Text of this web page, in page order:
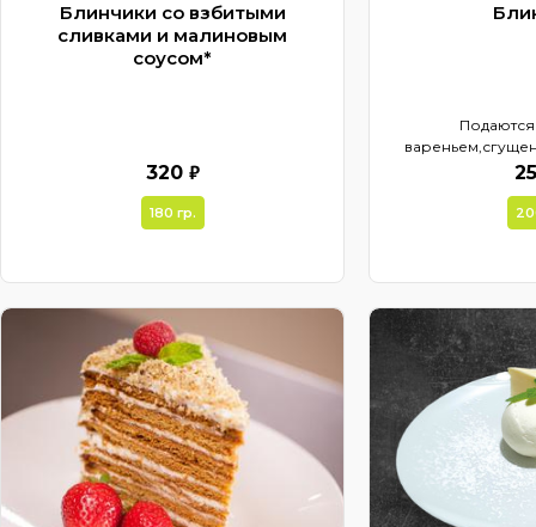
Блинчики со взбитыми
сливками и малиновым
соусом*
320 ₽
180 гр.